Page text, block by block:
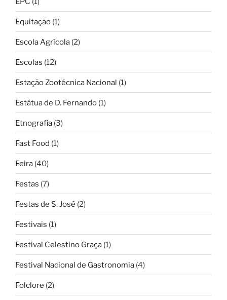
Equitação (1)
Escola Agrícola (2)
Escolas (12)
Estação Zootécnica Nacional (1)
Estátua de D. Fernando (1)
Etnografia (3)
Fast Food (1)
Feira (40)
Festas (7)
Festas de S. José (2)
Festivais (1)
Festival Celestino Graça (1)
Festival Nacional de Gastronomia (4)
Folclore (2)